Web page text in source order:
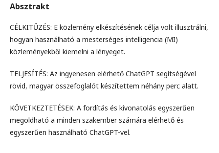
Absztrakt
CÉLKITŰZÉS: E közlemény elkészítésének célja volt illusztrálni,
hogyan használható a mesterséges intelligencia (MI)
közleményekből kiemelni a lényeget.
TELJESÍTÉS: Az ingyenesen elérhető ChatGPT segítségével
rövid, magyar összefoglalót készítettem néhány perc alatt.
KÖVETKEZTETÉSEK: A fordítás és kivonatolás egyszerűen
megoldható a minden szakember számára elérhető és
egyszerűen használható ChatGPT-vel.